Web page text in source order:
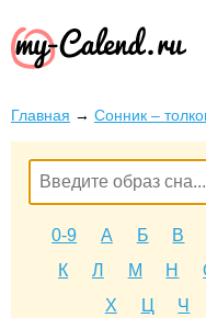
Главная → Сонник –
0-9 А Б В
К
Л М Н
Х
Ц Ч